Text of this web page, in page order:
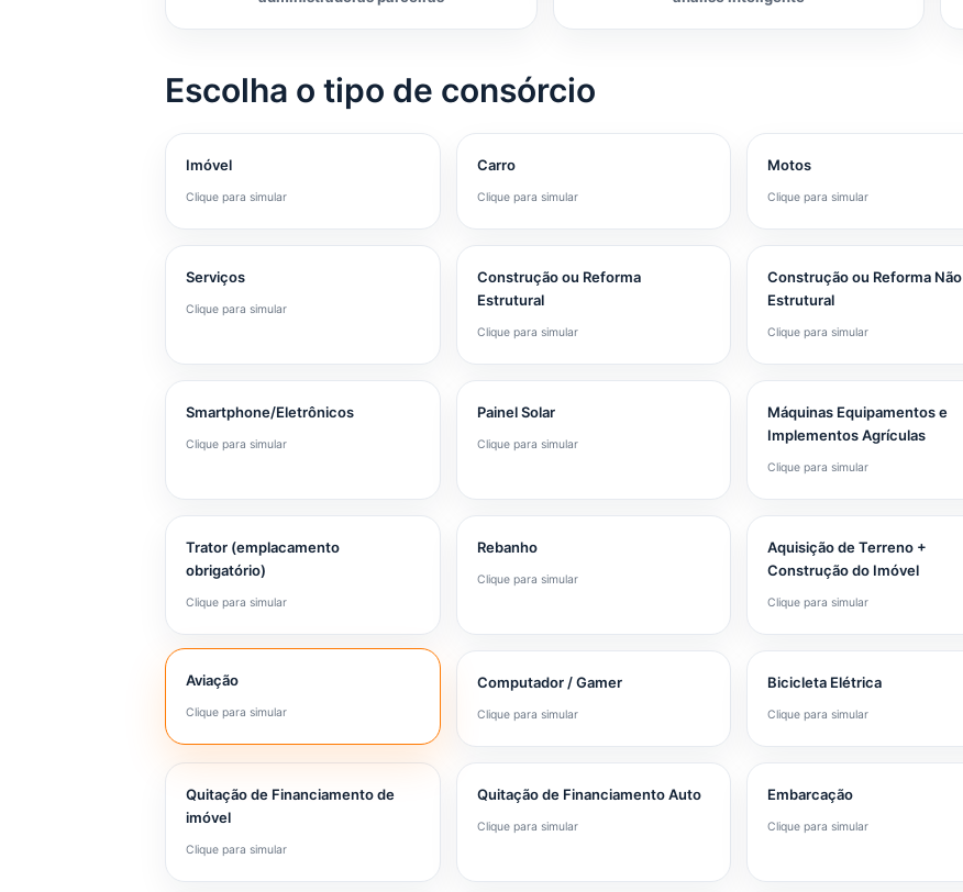
Escolha o tipo de consórcio
Imóvel
Clique para simular
Carro
Clique para simular
Motos
Clique para simular
Serviços
Clique para simular
Construção ou Reforma
Estrutural
Clique para simular
Construção ou Reforma Não
Estrutural
Clique para simular
Smartphone/Eletrônicos
Clique para simular
Painel Solar
Clique para simular
Máquinas Equipamentos e
Implementos Agrículas
Clique para simular
Trator (emplacamento
obrigatório)
Clique para simular
Rebanho
Clique para simular
Aquisição de Terreno +
Construção do Imóvel
Clique para simular
Aviação
Clique para simular
Computador / Gamer
Clique para simular
Bicicleta Elétrica
Clique para simular
Quitação de Financiamento de
imóvel
Clique para simular
Quitação de Financiamento Auto
Clique para simular
Embarcação
Clique para simular